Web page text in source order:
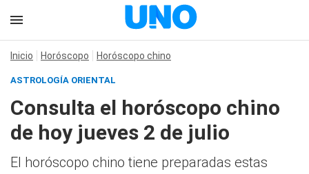
Inicio Horóscopo Horóscopo chino
ASTROLOGÍA ORIENTAL
Consulta el horóscopo chino
de hoy jueves 2 de julio
El horóscopo chino tiene preparadas estas